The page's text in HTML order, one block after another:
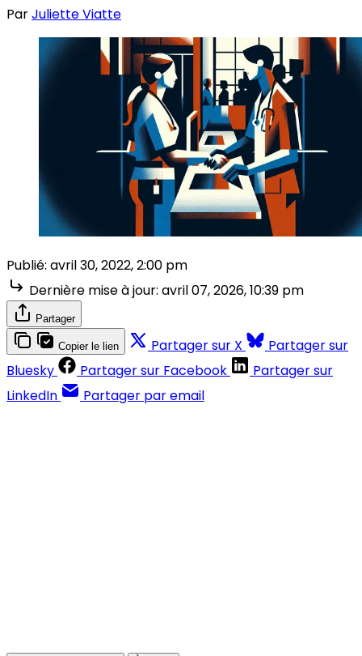
ParJuliette Viatte
Publié: avril 30, 2022, 2:00 pm
Dernière mise à jour: avril 07, 2026, 10:39 pm
Partager
Copier le lien Partager sur X
Partager sur
Bluesky
Partager sur Facebook
Partager sur
LinkedIn
Partager par email